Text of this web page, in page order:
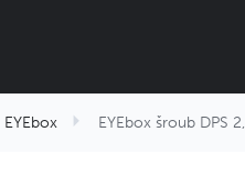
EYEbox EYEbox šroub DPS